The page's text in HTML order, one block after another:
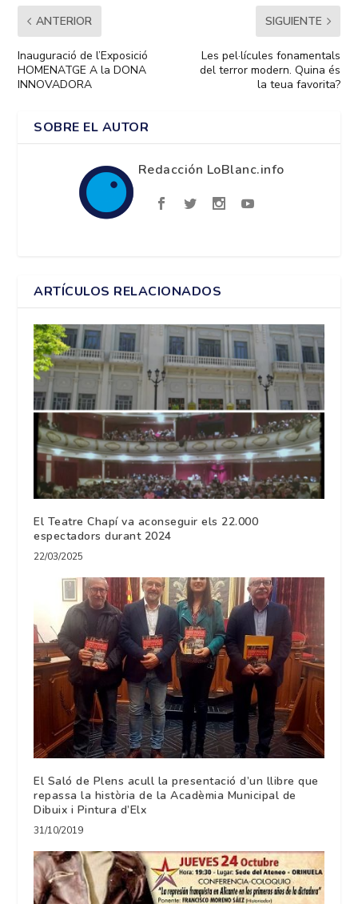
ANTERIOR
Inauguració de l’Exposició
HOMENATGE A la DONA
INNOVADORA
SIGUIENTE
Les pel·lícules fonamentals
del terror modern. Quina és
la teua favorita?
SOBRE EL AUTOR
Redacción LoBlanc.info
ARTÍCULOS RELACIONADOS
El Teatre Chapí va aconseguir els 22.000
espectadors durant 2024
22/03/2025
El Saló de Plens acull la presentació d’un llibre que
repassa la història de la Acadèmia Municipal de
Dibuix i Pintura d’Elx
31/10/2019